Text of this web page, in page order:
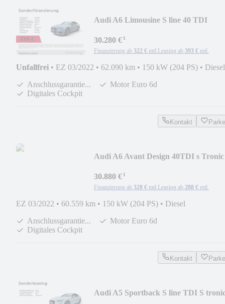
Audi A6 Limousine S line 40 TDI
30.280 €¹
Finanzierung ab 322 € mtl. Leasing ab 393 € mtl.
Unfallfrei • EZ 03/2022 • 62.090 km • 150 kW (204 PS) • Diesel
Anschlussgarantie...
Motor Euro 6d
Digitales Cockpit
Kontakt
Audi A6 Avant Design 40TDI s Tronic
30.880 €¹
Finanzierung ab 328 € mtl. Leasing ab 288 € mtl.
EZ 03/2022 • 60.559 km • 150 kW (204 PS) • Diesel
Anschlussgarantie...
Motor Euro 6d
Digitales Cockpit
Kontakt
Audi A5 Sportback S line TDI S